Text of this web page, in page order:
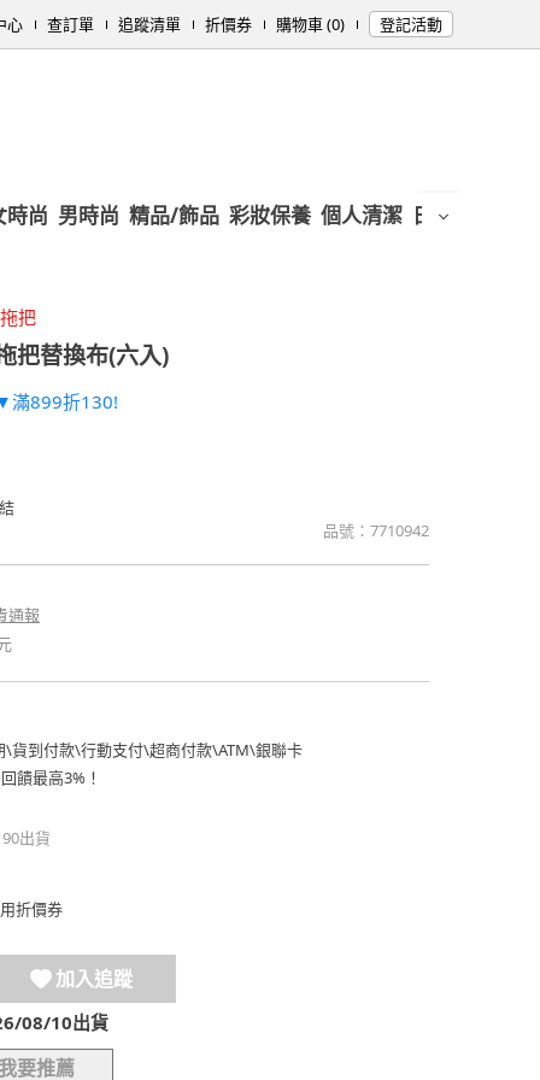
心 查訂單 追蹤清單 折價券 購物車 (0) 登記活動
時尚 男時尚 精品/飾品 彩妝保養 個人清潔 日用/紙品
把
把替換布(六入)
滿899折130!
品號： 7710942
通報
\貨到付款\行動支付\超商付款\ATM\銀聯卡
饋最高3%！
出貨
折價券
加入追蹤
08/10出貨
要推薦